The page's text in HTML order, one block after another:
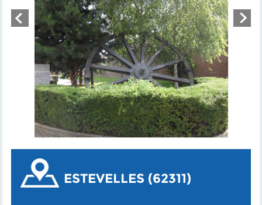
ESTEVELLES (62311)